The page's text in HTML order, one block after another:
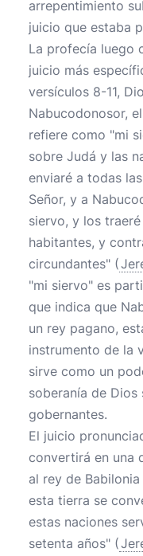
arrepentimiento
juicio que estaba
La profecía luego
juicio más
versículos 8-11,
Nabucodonosor,
refiere como "mi
sobre Judá y las
enviaré a todas
Señor, y a
siervo, y los
habitantes, y
circundantes" (
"mi siervo" es
que indica que
un rey pagano,
instrumento de la
sirve como un
soberanía de
gobernantes.
El juicio
convertirá en una
al rey de
esta tierra se
estas naciones
setenta años" (